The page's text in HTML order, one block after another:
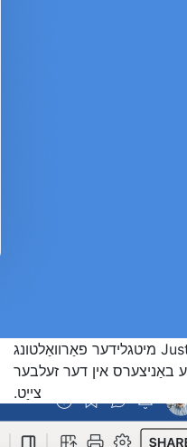
באַניצערס אין דער זעלבער
צייַט.